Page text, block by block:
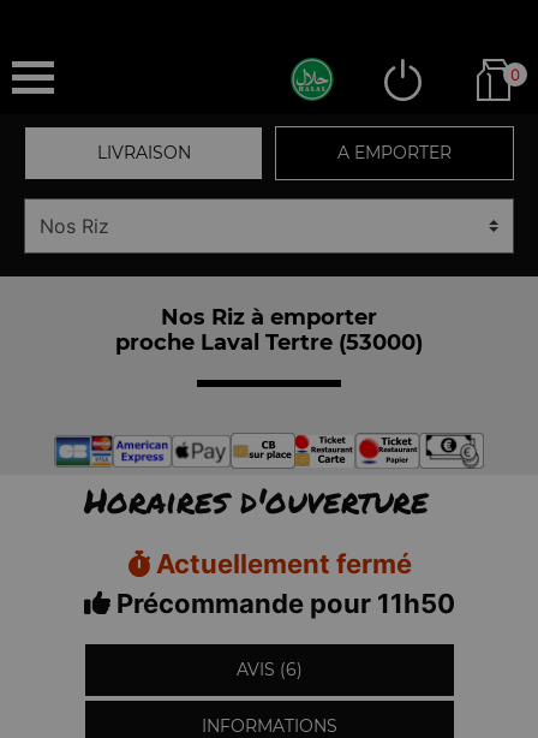
0
LIVRAISON A EMPORTER
Nos Riz à emporter
proche Laval Tertre (53000)
Horaires d'ouverture
Actuellement fermé
Précommande pour 11h50
AVIS (6)
INFORMATIONS